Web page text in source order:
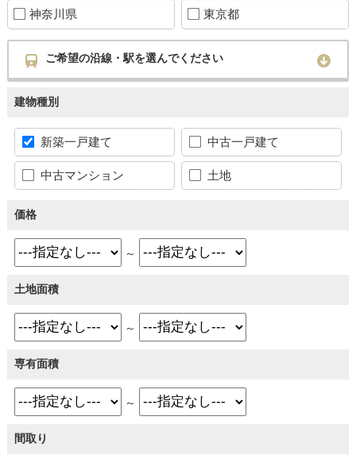
神奈川県 東京都
ご希望の沿線・駅を選んでください
建物種別
新築一戸建て 中古一戸建て
中古マンション 土地
価格
～
土地面積
～
専有面積
～
間取り